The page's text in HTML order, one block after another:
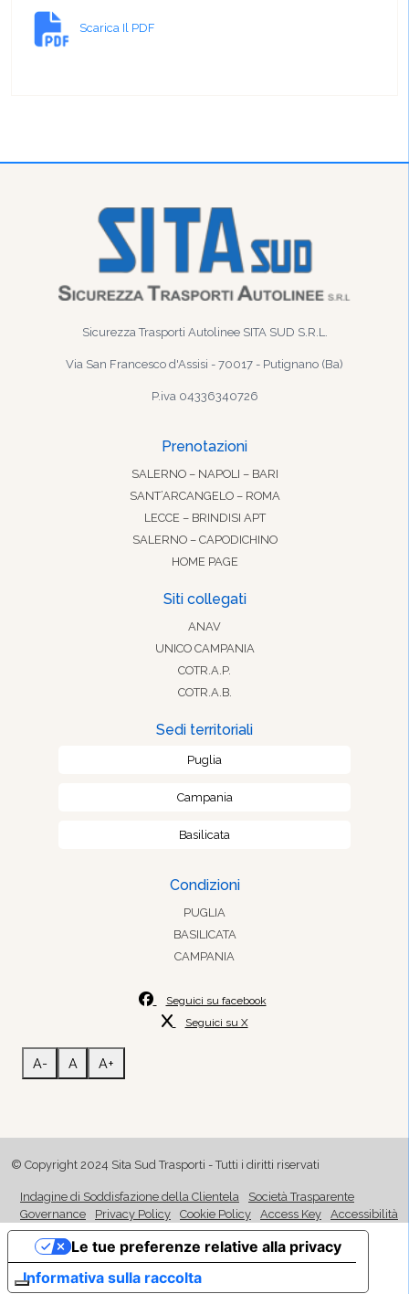
Scarica Il PDF
Sicurezza Trasporti Autolinee SITA SUD S.R.L.
Via San Francesco d'Assisi - 70017 - Putignano (Ba)
P.iva 04336340726
Prenotazioni
SALERNO – NAPOLI – BARI
SANT’ARCANGELO – ROMA
LECCE – BRINDISI APT
SALERNO – CAPODICHINO
HOME PAGE
Siti collegati
ANAV
UNICO CAMPANIA
COTR.A.P.
COTR.A.B.
Sedi territoriali
Puglia
Campania
Basilicata
Condizioni
PUGLIA
BASILICATA
CAMPANIA
Seguici su facebook
Seguici su X
A- A A+
© Copyright 2024 Sita Sud Trasporti - Tutti i diritti riservati
Indagine di Soddisfazione della Clientela
Società Trasparente
Governance
Privacy Policy Cookie Policy Access Key Accessibilità
Informativa sulla raccolta
Le tue preferenze relative alla privacy